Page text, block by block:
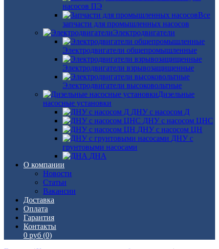
насосов ПЭ
Все
запчасти для промышленных насосов
Электродвигатели
Электродвигатели общепромышленные
Электродвигатели взрывозащищенные
Электродвигатели высоковольтные
Дизельные
насосные установки
ДНУ с насосом Д
ДНУ с насосом ЦНС
ДНУ с насосом ЦН
ДНУ с
грунтовыми насосами
ДНА
О компании
Новости
Статьи
Вакансии
Доставка
Оплата
Гарантия
Контакты
0 руб (0)